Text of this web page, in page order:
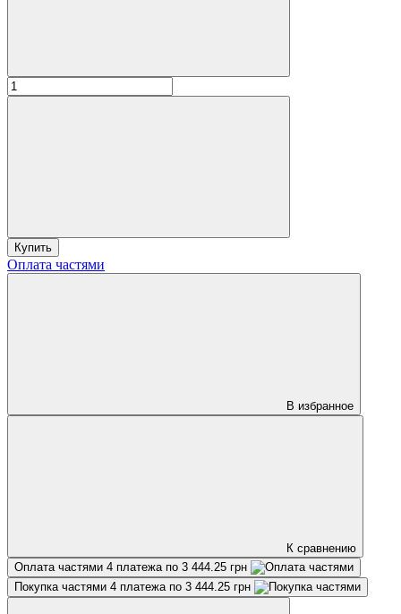
Купить
Оплата частями
В избранное
К сравнению
Оплата частями 4 платежа по 3 444.25 грн
Покупка частями 4 платежа по 3 444.25 грн